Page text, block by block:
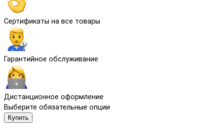
Сертификаты на все товары
Гарантийное обслуживание
Дистанционное оформление
Выберите обязательные опции
Купить